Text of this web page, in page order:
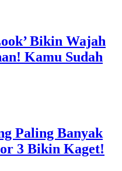
Bikin Wajah
Kamu Sudah
Paling Banyak
3 Bikin Kaget!